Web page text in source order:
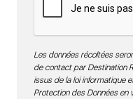
Les données récoltées
de contact par Destination
issus de la loi informatique
Protection des Données en